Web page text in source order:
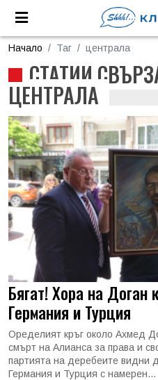
Начало Таг централа
СТАТИИ
ЦЕНТРАЛА
Бягат! Хора на Доган
Германия и Турция
Оределият кръг около Ахмед
смърт на Алианса за права и
партията на деребеите видни
Германия и Турция с намерен...